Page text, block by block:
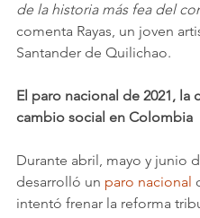
de la historia más fea del
comenta Rayas, un joven
Santander de Quilichao.
El paro nacional de 2021, la
cambio social en Colombia
Durante abril, mayo y junio
desarrolló un paro nacional
intentó frenar la reforma